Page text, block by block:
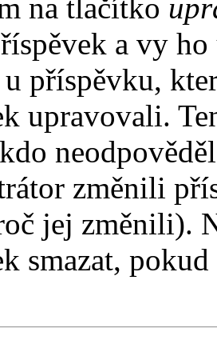
na tlačítko
a vy
u příspěvku,
upravovali.
změnili
jej změnili).
smazat,